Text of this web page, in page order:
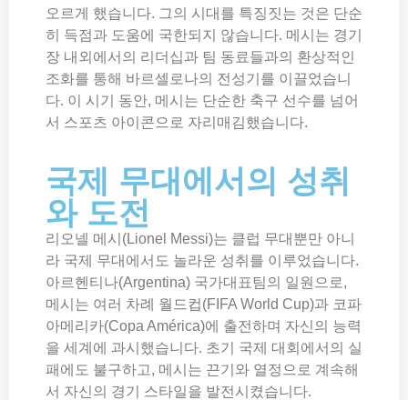
오르게 했습니다. 그의 시대를 특징짓는 것은 단순
히 득점과 도움에 국한되지 않습니다. 메시는 경기
장 내외에서의 리더십과 팀 동료들과의 환상적인
조화를 통해 바르셀로나의 전성기를 이끌었습니
다. 이 시기 동안, 메시는 단순한 축구 선수를 넘어
서 스포츠 아이콘으로 자리매김했습니다.
국제 무대에서의 성취
와 도전
리오넬 메시(Lionel Messi)는 클럽 무대뿐만 아니
라 국제 무대에서도 놀라운 성취를 이루었습니다.
아르헨티나(Argentina) 국가대표팀의 일원으로,
메시는 여러 차례 월드컵(FIFA World Cup)과 코파
아메리카(Copa América)에 출전하며 자신의 능력
을 세계에 과시했습니다. 초기 국제 대회에서의 실
패에도 불구하고, 메시는 끈기와 열정으로 계속해
서 자신의 경기 스타일을 발전시켰습니다.